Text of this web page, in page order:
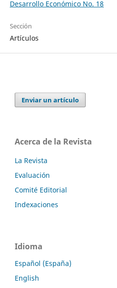
Desarrollo Económico No. 18
Sección
Artículos
Enviar un artículo
Acerca de la Revista
La Revista
Evaluación
Comité Editorial
Indexaciones
Idioma
Español (España)
English